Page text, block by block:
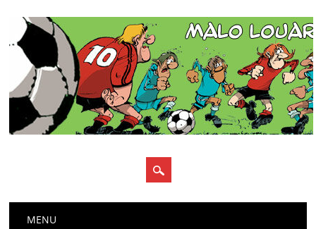
Main menu
MENU